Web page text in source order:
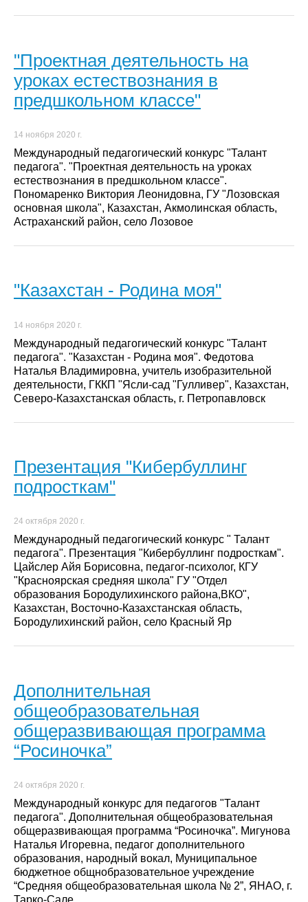
"Проектная деятельность на
уроках естествознания в
предшкольном классе"
14 ноября 2020 г.
Международный педагогический конкурс "Талант
педагога". "Проектная деятельность на уроках
естествознания в предшкольном классе".
Пономаренко Виктория Леонидовна, ГУ "Лозовская
основная школа", Казахстан, Акмолинская область,
Астраханский район, село Лозовое
"Казахстан - Родина моя"
14 ноября 2020 г.
Международный педагогический конкурс "Талант
педагога". "Казахстан - Родина моя". Федотова
Наталья Владимировна, учитель изобразительной
деятельности, ГККП "Ясли-сад "Гулливер", Казахстан,
Северо-Казахстанская область, г. Петропавловск
Презентация "Кибербуллинг
подросткам"
24 октября 2020 г.
Международный педагогический конкурс " Талант
педагога". Презентация "Кибербуллинг подросткам".
Цайслер Айя Борисовна, педагог-психолог, КГУ
"Красноярская средняя школа" ГУ "Отдел
образования Бородулихинского района,ВКО",
Казахстан, Восточно-Казахстанская область,
Бородулихинский район, село Красный Яр
Дополнительная
общеобразовательная
общеразвивающая программа
“Росиночка”
24 октября 2020 г.
Международный конкурс для педагогов "Талант
педагога". Дополнительная общеобразовательная
общеразвивающая программа “Росиночка”. Мигунова
Наталья Игоревна, педагог дополнительного
образования, народный вокал, Муниципальное
бюджетное общнобразовательное учреждение
“Средняя общеобразовательная школа № 2”, ЯНАО, г.